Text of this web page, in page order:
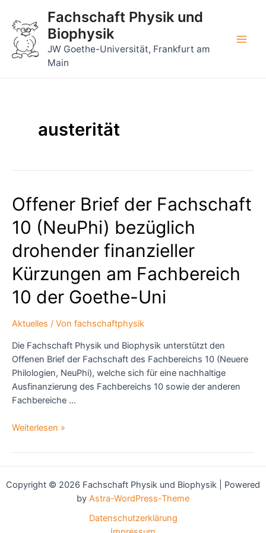
Inhalt
springen
Fachschaft Physik und
Biophysik
JW Goethe-Universität, Frankfurt am
Main
austerität
Offener Brief der Fachschaft
10 (NeuPhi) bezüglich
drohender finanzieller
Kürzungen am Fachbereich
10 der Goethe-Uni
Aktuelles / Von fachschaftphysik
Die Fachschaft Physik und Biophysik unterstützt den
Offenen Brief der Fachschaft des Fachbereichs 10 (Neuere
Philologien, NeuPhi), welche sich für eine nachhaltige
Ausfinanzierung des Fachbereichs 10 sowie der anderen
Fachbereiche …
Offener
Fachschaft
10
(NeuPhi)
Weiterlesen »
Copyright © 2026 Fachschaft Physik und Biophysik | Powered
by Astra-WordPress-Theme
Datenschutzerklärung